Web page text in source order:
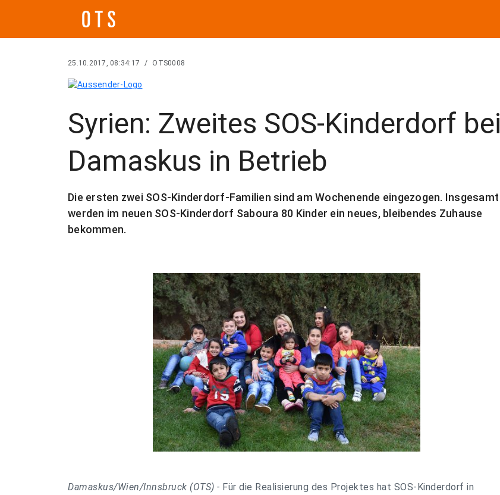
25.10.2017, 08:34:17 / OTS0008
Syrien: Zweites SOS-Kinderdorf bei
Damaskus in Betrieb
Die ersten zwei SOS-Kinderdorf-Familien sind am Wochenende eingezogen. Insgesamt
werden im neuen SOS-Kinderdorf Saboura 80 Kinder ein neues, bleibendes Zuhause
bekommen.
Damaskus/Wien/Innsbruck (OTS) - Für die Realisierung des Projektes hat SOS-Kinderdorf in